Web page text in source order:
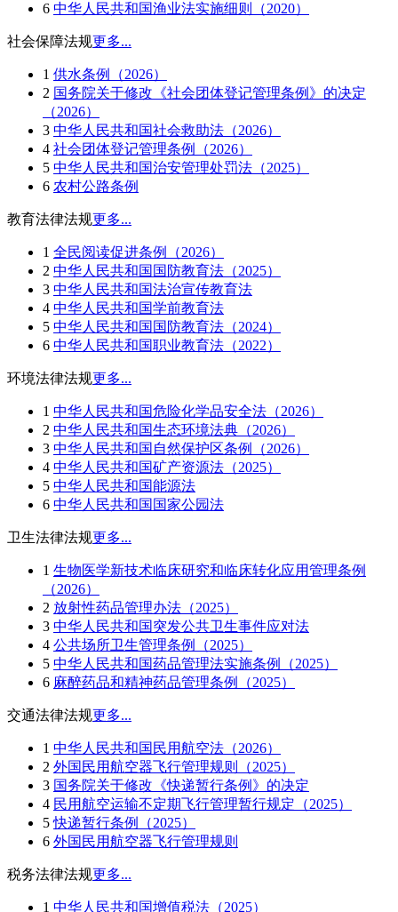
6 中华人民共和国渔业法实施细则（2020）
社会保障法规更多...
1 供水条例（2026）
2 国务院关于修改《社会团体登记管理条例》的决定
（2026）
3 中华人民共和国社会救助法（2026）
4 社会团体登记管理条例（2026）
5 中华人民共和国治安管理处罚法（2025）
6 农村公路条例
教育法律法规更多...
1 全民阅读促进条例（2026）
2 中华人民共和国国防教育法（2025）
3 中华人民共和国法治宣传教育法
4 中华人民共和国学前教育法
5 中华人民共和国国防教育法（2024）
6 中华人民共和国职业教育法（2022）
环境法律法规更多...
1 中华人民共和国危险化学品安全法（2026）
2 中华人民共和国生态环境法典（2026）
3 中华人民共和国自然保护区条例（2026）
4 中华人民共和国矿产资源法（2025）
5 中华人民共和国能源法
6 中华人民共和国国家公园法
卫生法律法规更多...
1 生物医学新技术临床研究和临床转化应用管理条例
（2026）
2 放射性药品管理办法（2025）
3 中华人民共和国突发公共卫生事件应对法
4 公共场所卫生管理条例（2025）
5 中华人民共和国药品管理法实施条例（2025）
6 麻醉药品和精神药品管理条例（2025）
交通法律法规更多...
1 中华人民共和国民用航空法（2026）
2 外国民用航空器飞行管理规则（2025）
3 国务院关于修改《快递暂行条例》的决定
4 民用航空运输不定期飞行管理暂行规定（2025）
5 快递暂行条例（2025）
6 外国民用航空器飞行管理规则
税务法律法规更多...
1 中华人民共和国增值税法（2025）